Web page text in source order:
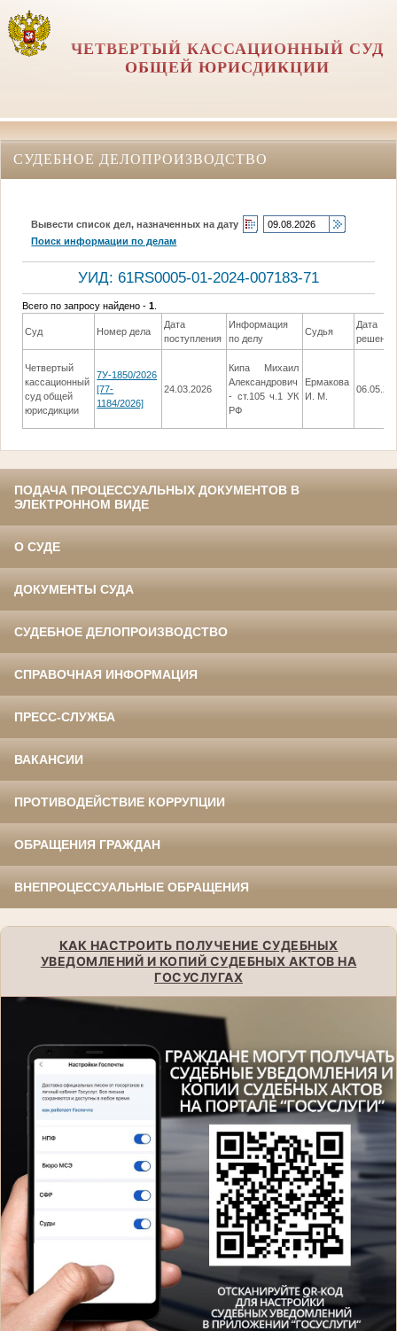
ЧЕТВЕРТЫЙ КАССАЦИОННЫЙ СУД
ОБЩЕЙ ЮРИСДИКЦИИ
СУДЕБНОЕ ДЕЛОПРОИЗВОДСТВО
Вывести список дел, назначенных на дату
Поиск информации по делам
УИД: 61RS0005-01-2024-007183-71
Всего по запросу найдено -1
Суд Номер дела
Дата
поступления
Информация
по делу
Судья
Дата
решения
Четвертый
кассационный
суд общей
юрисдикции
7У-1850/2026
[77-
1184/2026]
24.03.2026
Кипа Михаил
Александрович
- ст.105 ч.1 УК
РФ
Ермакова
И. М.
ПОДАЧА ПРОЦЕССУАЛЬНЫХ ДОКУМЕНТОВ В
ЭЛЕКТРОННОМ ВИДЕ
О СУДЕ
ДОКУМЕНТЫ СУДА
СУДЕБНОЕ ДЕЛОПРОИЗВОДСТВО
СПРАВОЧНАЯ ИНФОРМАЦИЯ
ПРЕСС-СЛУЖБА
ВАКАНСИИ
ПРОТИВОДЕЙСТВИЕ КОРРУПЦИИ
ОБРАЩЕНИЯ ГРАЖДАН
ВНЕПРОЦЕССУАЛЬНЫЕ ОБРАЩЕНИЯ
КАК НАСТРОИТЬ ПОЛУЧЕНИЕ СУДЕБНЫХ
УВЕДОМЛЕНИЙ И КОПИЙ СУДЕБНЫХ АКТОВ НА
ГОСУСЛУГАХ